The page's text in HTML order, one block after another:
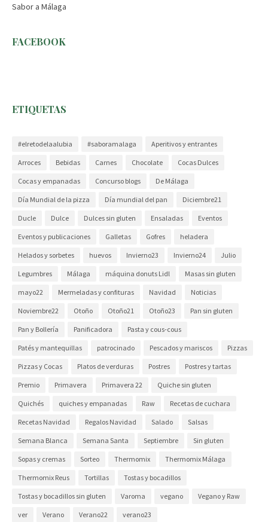
Sabor a Málaga
FACEBOOK
ETIQUETAS
#elretodelaalubia #saboramalaga Aperitivos y entrantes
Arroces Bebidas Carnes Chocolate Cocas Dulces
Cocas y empanadas Concurso blogs De Málaga
Día Mundial de la pizza Día mundial del pan Diciembre21
Ducle Dulce Dulces sin gluten Ensaladas Eventos
Eventos y publicaciones Galletas Gofres heladera
Helados y sorbetes huevos Invierno23 Invierno24 Julio
Legumbres Málaga máquina donuts Lidl Masas sin gluten
mayo22 Mermeladas y confituras Navidad Noticias
Noviembre22 Otoño Otoño21 Otoño23 Pan sin gluten
Pan y Bollería Panificadora Pasta y cous-cous
Patés y mantequillas patrocinado Pescados y mariscos Pizzas
Pizzas y Cocas Platos de verduras Postres Postres y tartas
Premio Primavera Primavera 22 Quiche sin gluten
Quichés quiches y empanadas Raw Recetas de cuchara
Recetas Navidad Regalos Navidad Salado Salsas
Semana Blanca Semana Santa Septiembre Sin gluten
Sopas y cremas Sorteo Thermomix Thermomix Málaga
Thermomix Reus Tortillas Tostas y bocadillos
Tostas y bocadillos sin gluten Varoma vegano Vegano y Raw
ver Verano Verano22 verano23